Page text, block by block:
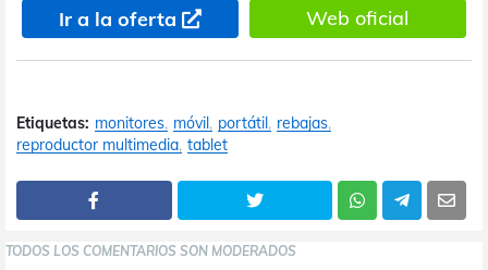
Ir a la oferta Web oficial
Etiquetas: monitores móvil portátil rebajas
reproductor multimedia tablet
TODOS LOS COMENTARIOS SON MODERADOS